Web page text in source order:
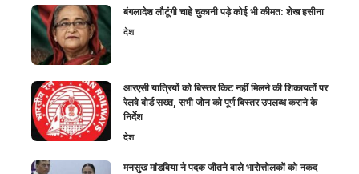
बंगलादेश लौटूंगी चाहे चुकानी पड़े कोई भी कीमत: शेख हसीना
देश
आरएसी यात्रियों को बिस्तर किट नहीं मिलने की शिकायतों पर
रेलवे बोर्ड सख्त, सभी जोन को पूर्ण बिस्तर उपलब्ध कराने के
निर्देश
देश
मनसुख मांडविया ने पदक जीतने वाले भारोत्तोलकों को नकद